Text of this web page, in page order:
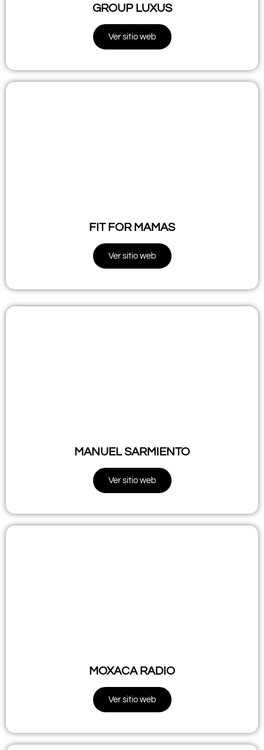
GROUP LUXUS
Ver sitio web
FIT FOR MAMAS
Ver sitio web
MANUEL SARMIENTO
Ver sitio web
MOXACA RADIO
Ver sitio web